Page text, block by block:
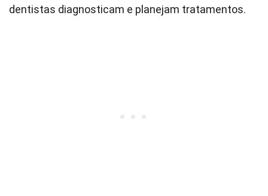
dentistas diagnosticam e planejam tratamentos.